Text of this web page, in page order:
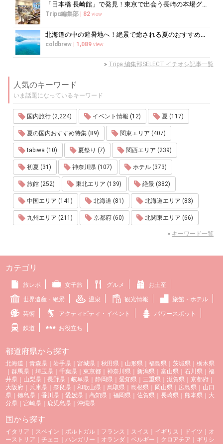
「日本橋 長崎館」で発見！東京で出会う長崎の本場グルメ＆名産品巡り
Tripα編集部 82 view
北海道の中の避暑地へ！絶景で癒される夏のおすすめスポット10選
coldbrew 1,089 view
» Tripa 編集部SELECT イチオシ記事一覧
人気のキーワード
いま話題になっているキーワード
国内旅行 (2,224) イベント情報 (12) 夏 (117)
夏の国内おすすめ特集 (89) 関東エリア (407)
tabiwa (10) 夏祭り (7) 関西エリア (239)
初夏 (31) 神奈川県 (107) ホテル (373)
旅館 (252) 東北エリア (139) 絶景 (382)
中国エリア (141) 北海道 (81) 北海道エリア (83)
九州エリア (211) 京都府 (60) 北関東エリア (66)
» キーワード一覧
カテゴリ
旅レポ 女子旅 グルメ お土産
世界遺産・絶景 温泉 観光情報 旅館・ホテル
芸術 アクティビティ・イベント パワースポット
鉄道 お役立ち
都道府県から探す
北海道 ｜青森県 ｜岩手県 ｜宮城県 ｜秋田県 山形県 ｜福島県 ｜茨城県 ｜栃木県
群馬県 ｜埼玉県 ｜千葉県 東京都 ｜神奈川県 新潟県 ｜富山県 ｜石川県 ｜福
井県
山梨県 ｜長野県 ｜岐阜県 静岡県 ｜愛知県 三重県 ｜滋賀県 ｜京都府
大阪府 ｜兵庫県 ｜奈良県 ｜和歌山県 ｜鳥取県 ｜島根県 岡山県 広島県
山口
県 ｜徳島県 ｜香川県 ｜愛媛県 ｜高知県 ｜福岡県 ｜佐賀県 ｜長崎県 熊本県
大
分県 ｜宮崎県 鹿児島県 ｜沖縄県
国から探す
イタリア スペイン ｜ポルトガル フランス スイス イギリス ドイツ
オ
ーストリア ｜チェコ ｜ハンガリー オランダ ｜ベルギー クロアチア ギリシ